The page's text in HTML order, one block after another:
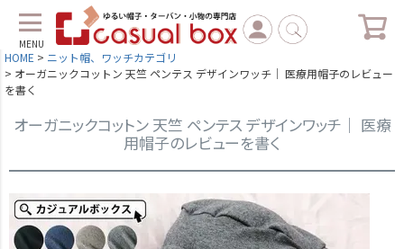
MENU
HOME
ニット帽、ワッチカテゴリ
オーガニックコットン 天竺 ペンテス デザインワッチ｜ 医療用帽子のレビュー
を書く
オーガニックコットン 天竺 ペンテス デザインワッチ｜ 医療
用帽子のレビューを書く